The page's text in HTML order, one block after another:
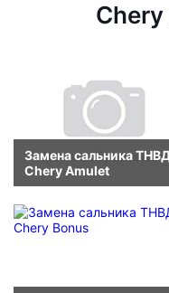
Замена сальника
Chery Amulet